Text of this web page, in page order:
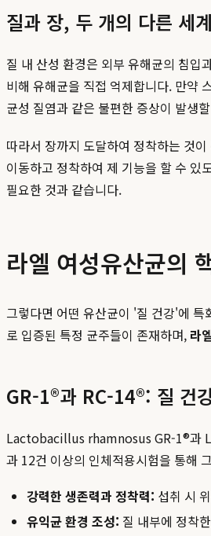
질과 장, 두 개의 다른 세계
질 내 산성 환경은 외부 유해균의 침
비해 유해균을 직접 억제합니다. 만약
균성 질염과 같은 불편한 증상이 발생
따라서 장까지 도달하여 정착하는 것
이동하고 정착하여 제 기능을 할 수 있
필요한 것과 같습니다.
라엘 여성유산균의
그렇다면 어떤 유산균이 '질 건강'에
로 입증된 특정 균주들이 존재하며, 라
GR-1®과 RC-14®: 질 건
Lactobacillus rhamnosus GR-1®과
과 12건 이상의 인체적용시험을 통해
강력한 생존력과 정착력: 섭취 시
유익균 환경 조성: 질 내부에 정착